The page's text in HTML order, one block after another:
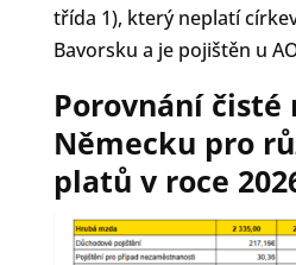
třída 1), který neplatí
Bavorsku a je pojištěn u
Porovnání čisté
Německu pro
platů v roce